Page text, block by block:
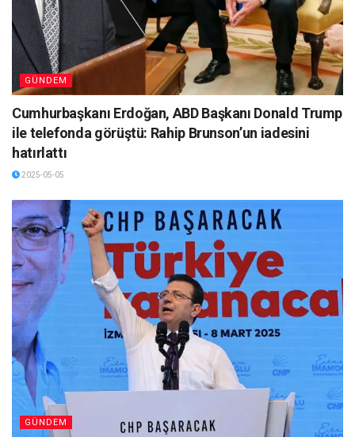
GÜNDEM
Cumhurbaşkanı Erdoğan, ABD Başkanı Donald Trump
ile telefonda görüştü: Rahip Brunson’un iadesini
hatırlattı
2025-05-05
GÜNDEM